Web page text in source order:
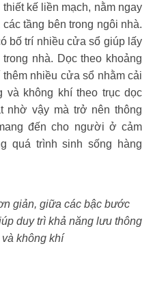
kế liền mạch, nằm ngay
tầng bên trong ngôi nhà.
bố trí nhiều cửa sổ giúp lấy
nhà. Dọc theo khoảng
nhiều cửa sổ nhằm cải
và không khí theo trục dọc
nhờ vậy mà trở nên thông
đến cho người ở cảm
quá trình sinh sống hàng
giản, giữa các bậc bước
duy trì khả năng lưu thông
không khí